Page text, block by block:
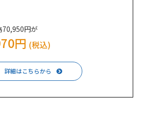
70,950円が
円 (税込)
詳細はこちらから